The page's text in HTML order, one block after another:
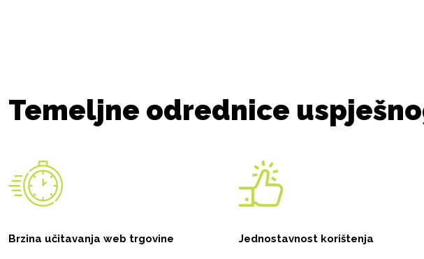
Temeljne odrednice
Brzina učitavanja web trgovine Jednostavnost korištenja